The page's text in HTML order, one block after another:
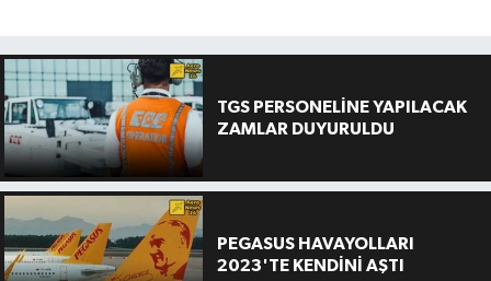
TGS PERSONELİNE YAPILACAK
ZAMLAR DUYURULDU
PEGASUS HAVAYOLLARI
2023'TE KENDİNİ AŞTI